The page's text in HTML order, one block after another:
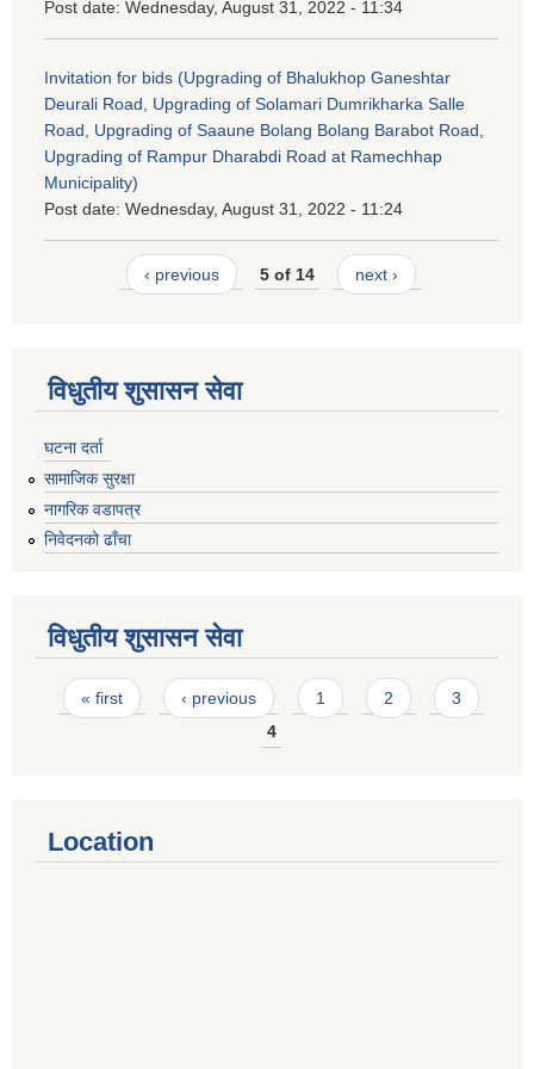
Post date: Wednesday, August 31, 2022 - 11:34
Invitation for bids (Upgrading of Bhalukhop Ganeshtar
Deurali Road, Upgrading of Solamari Dumrikharka Salle
Road, Upgrading of Saaune Bolang Bolang Barabot Road,
Upgrading of Rampur Dharabdi Road at Ramechhap
Municipality)
Post date: Wednesday, August 31, 2022 - 11:24
‹ previous 5 of 14 next ›
विधुतीय शुसासन सेवा
घटना दर्ता
सामाजिक सुरक्षा
नागरिक वडापत्र
निवेदनको ढाँचा
विधुतीय शुसासन सेवा
Pages
« first ‹ previous 1 2
3
4
Location